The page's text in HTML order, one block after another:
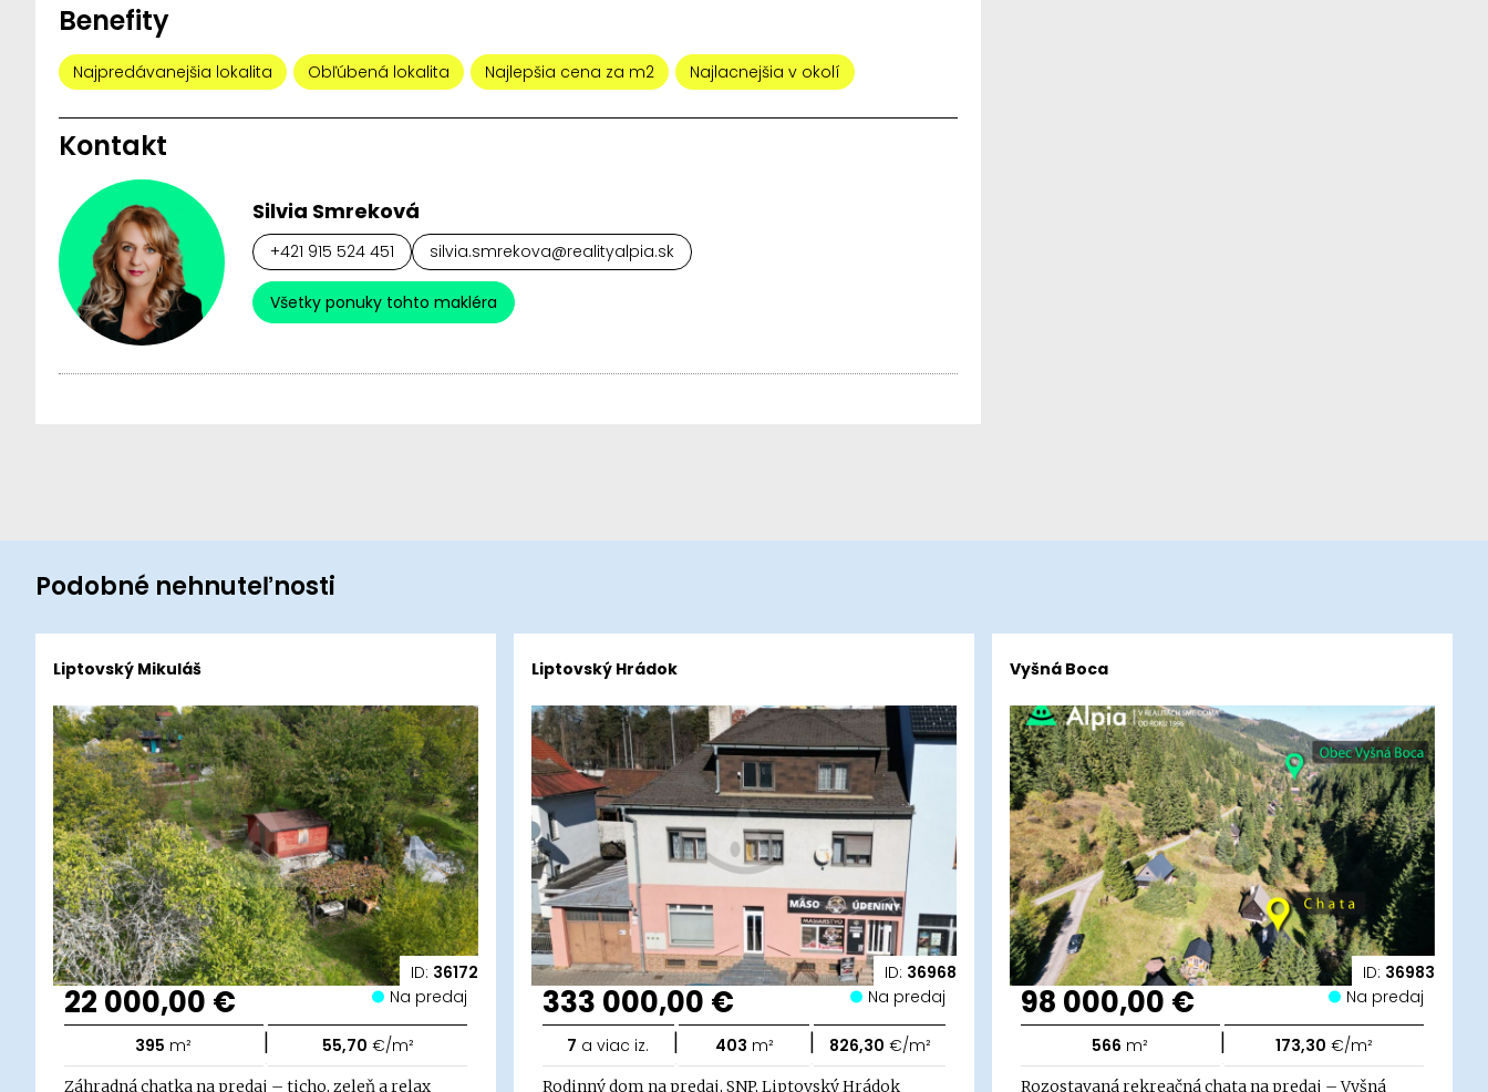
Benefity
Najpredávanejšia lokalita Obľúbená lokalita Najlepšia cena za m2 Najlacnejšia v okolí
Kontakt
Silvia Smreková
+421 915 524 451 silvia.smrekova@realityalpia.sk
Všetky ponuky tohto makléra
Podobné nehnuteľnosti
ID: 36172
Liptovský Mikuláš
22 000,00 € Na predaj
395 m² | 55,70 €/m²
Záhradná chatka na predaj – ticho, zeleň a relax
ID: 36968
Liptovský Hrádok
333 000,00 € Na predaj
7 a viac iz. | 403 m² | 826,30 €/m²
Rodinný dom na predaj, SNP, Liptovský Hrádok
ID: 36983
Vyšná Boca
98 000,00 € Na predaj
566 m² | 173,30 €/m²
Rozostavaná rekreačná chata na predaj – Vyšná